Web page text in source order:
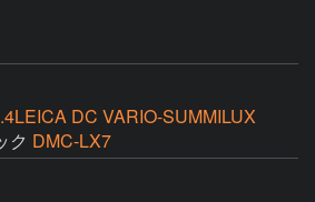
DC VARIO-SUMMILUX
ク DMC-LX7